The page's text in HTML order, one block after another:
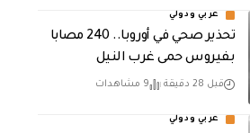
عربي ودولي
تحذير صحي في أوروبا.. 240 مصابا
بفيروس حمى غرب النيل
قبل 28 دقيقة 9 مشاهدات
عربي ودولي